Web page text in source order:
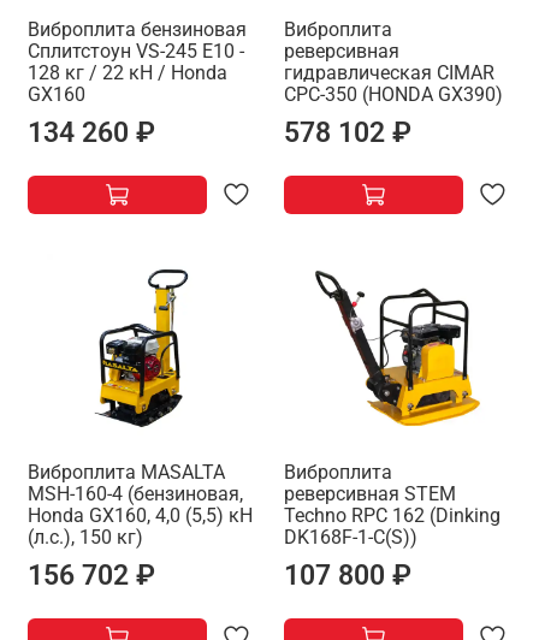
Виброплита бензиновая
Сплитстоун VS-245 E10 -
128 кг / 22 кН / Honda
GX160
134 260 ₽
Виброплита
реверсивная
гидравлическая CIMAR
CPC-350 (HONDA GX390)
578 102 ₽
Виброплита MASALTA
MSH-160-4 (бензиновая,
Honda GX160, 4,0 (5,5) кН
(л.с.), 150 кг)
156 702 ₽
Виброплита
реверсивная STEM
Techno RPC 162 (Dinking
DK168F-1-C(S))
107 800 ₽